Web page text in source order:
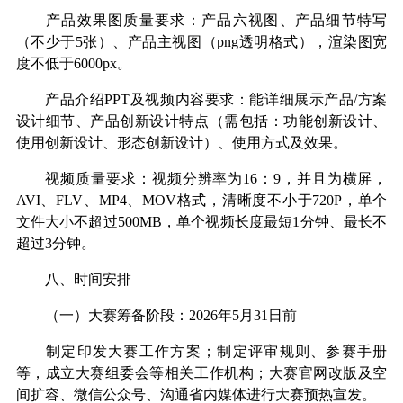
产品效果图质量要求：产品六视图、产品细节特写
（不少于5张）、产品主视图（png透明格式），渲染图宽
度不低于6000px。
产品介绍PPT及视频内容要求：能详细展示产品/方案
设计细节、产品创新设计特点（需包括：功能创新设计、
使用创新设计、形态创新设计）、使用方式及效果。
视频质量要求：视频分辨率为16 ：9 ，并且为横屏，
AVI、FLV MP4、 MOV格式，清晰度不小于720P ，单个
文件大小不超过500MB ，单个视频长度最短1 分钟、最长不
超过3分钟。
八、时间安排
（一）大赛筹备阶段： 2026年5月 31 日前
制定印发大赛工作方案；制定评审规则、参赛手册
等，成立大赛组委会等相关工作机构；大赛官网改版及空
间扩容、微信公众号、沟通省内媒体进行大赛预热宣发。